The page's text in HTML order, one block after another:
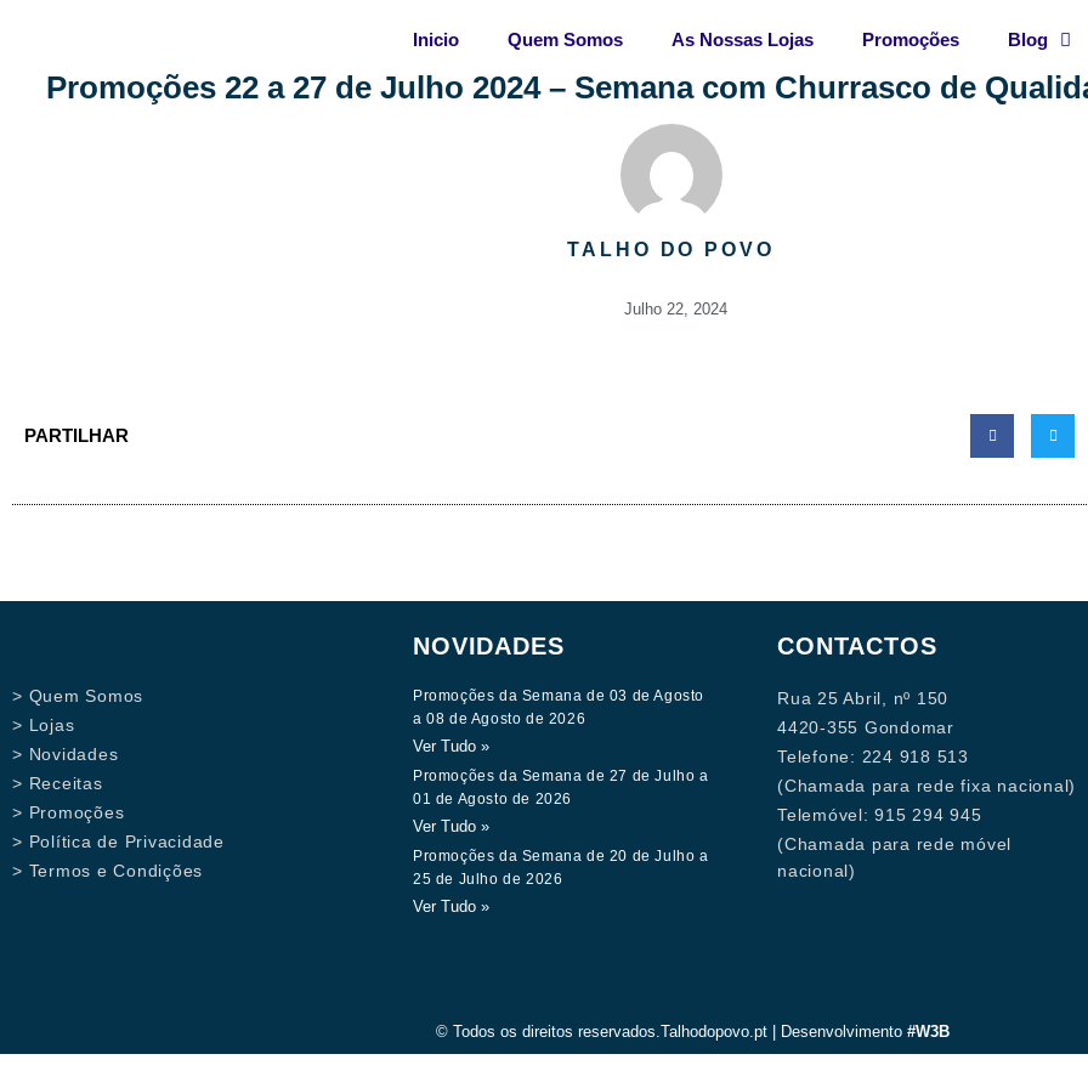
content
Inicio Quem Somos As Nossas Lojas Promoções Blog
Promoções 22 a 27 de Julho 2024 – Semana com Churrasco de
TALHO DO POVO
Julho 22, 2024
PARTILHAR
> Quem Somos
> Lojas
> Novidades
> Receitas
> Promoções
> Política de Privacidade
> Termos e Condições
NOVIDADES
Promoções da Semana de 03 de Agosto
a 08 de Agosto de 2026
Ver Tudo »
Promoções da Semana de 27 de Julho a
01 de Agosto de 2026
Ver Tudo »
Promoções da Semana de 20 de Julho a
25 de Julho de 2026
Ver Tudo »
CONTACTOS
Rua 25 Abril, nº 150
4420-355 Gondomar
Telefone: 224 918 513
(Chamada para rede fixa nacional)
Telemóvel: 915 294 945
(Chamada para rede móvel
nacional)
© Todos os direitos reservados.Talhodopovo.pt | Desenvolvimento #W3B